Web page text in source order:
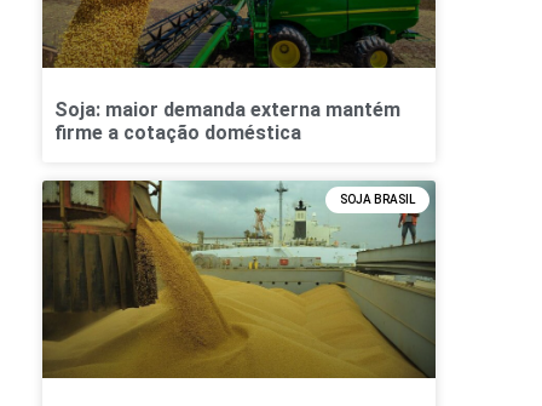
Soja: maior demanda externa mantém
firme a cotação doméstica
SOJA BRASIL